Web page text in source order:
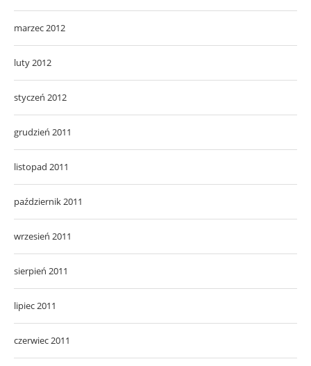
marzec 2012
luty 2012
styczeń 2012
grudzień 2011
listopad 2011
październik 2011
wrzesień 2011
sierpień 2011
lipiec 2011
czerwiec 2011